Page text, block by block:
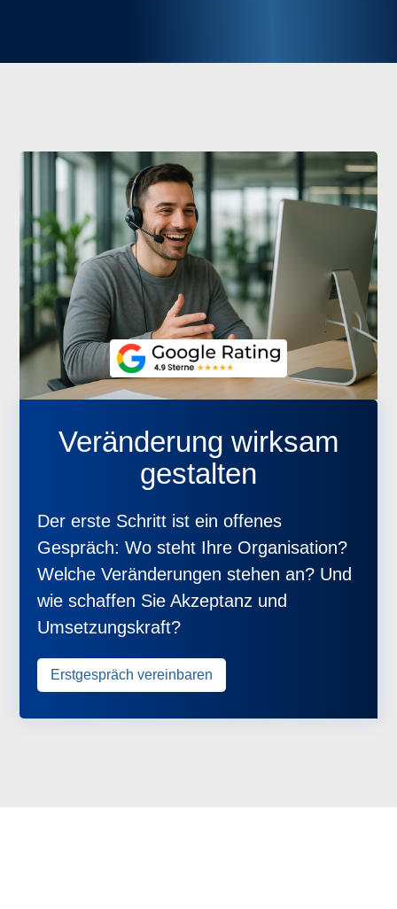
Veränderung wirksam
gestalten
Der erste Schritt ist ein offenes
Gespräch: Wo steht Ihre Organisation?
Welche Veränderungen stehen an? Und
wie schaffen Sie Akzeptanz und
Umsetzungskraft?
Erstgespräch vereinbaren